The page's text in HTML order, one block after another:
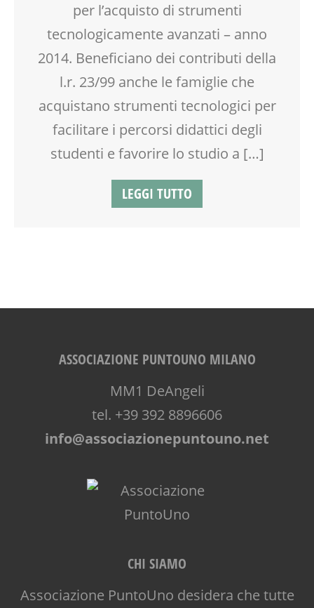
per l’acquisto di strumenti
tecnologicamente avanzati – anno
2014. Beneficiano dei contributi della
l.r. 23/99 anche le famiglie che
acquistano strumenti tecnologici per
facilitare i percorsi didattici degli
studenti e favorire lo studio a […]
LEGGI TUTTO
ASSOCIAZIONE PUNTOUNO MILANO
MM1 DeAngeli
tel. +39 392 8896606
info@associazionepuntouno.net
CHI SIAMO
Associazione PuntoUno desidera che tutte